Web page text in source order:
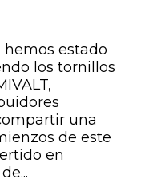
hemos estado
los tornillos
una
de este
en